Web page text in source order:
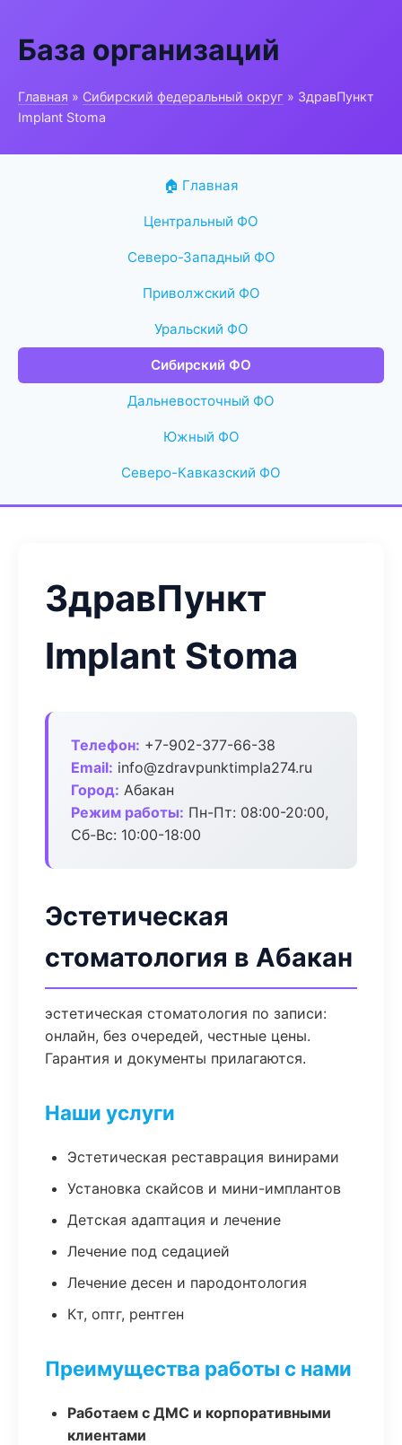
База организаций
Главная » Сибирский федеральный округ » ЗдравПункт
Implant Stoma
🏠 Главная
Центральный ФО
Северо-Западный ФО
Приволжский ФО
Уральский ФО
Сибирский ФО
Дальневосточный ФО
Южный ФО
Северо-Кавказский ФО
ЗдравПункт
Implant Stoma
Телефон: +7-902-377-66-38
Email: info@zdravpunktimpla274.ru
Город: Абакан
Режим работы: Пн-Пт: 08:00-20:00,
Сб-Вс: 10:00-18:00
Эстетическая
стоматология в Абакан
эстетическая стоматология по записи:
онлайн, без очередей, честные цены.
Гарантия и документы прилагаются.
Наши услуги
Эстетическая реставрация винирами
Установка скайсов и мини-имплантов
Детская адаптация и лечение
Лечение под седацией
Лечение десен и пародонтология
Кт, оптг, рентген
Преимущества работы с нами
Работаем с ДМС и корпоративными
клиентами